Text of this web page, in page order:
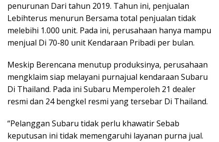
penurunan Dari tahun 2019. Tahun ini, penjualan
Lebihterus menurun Bersama total penjualan tidak
melebihi 1.000 unit. Pada ini, perusahaan hanya mampu
menjual Di 70-80 unit Kendaraan Pribadi per bulan.
Meskip Berencana menutup produksinya, perusahaan
mengklaim siap melayani purnajual kendaraan Subaru
Di Thailand. Pada ini Subaru Memperoleh 21 dealer
resmi dan 24 bengkel resmi yang tersebar Di Thailand.
“Pelanggan Subaru tidak perlu khawatir Sebab
keputusan ini tidak memengaruhi layanan purna jual.